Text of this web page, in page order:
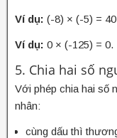
Ví dụ: (-8) × (-5) =
Ví dụ: 0 × (-125) = 0.
5. Chia hai số
Với phép chia hai số
nhân:
cùng dấu thì